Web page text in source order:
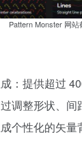
Pattern Monster 网站
：提供超过
调整形状、间
个性化的矢量